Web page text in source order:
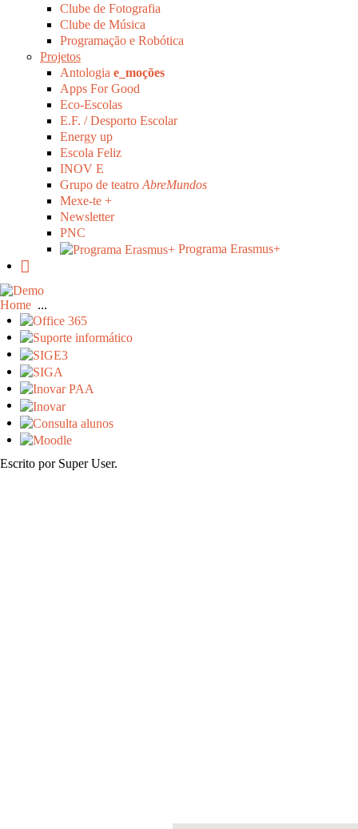
Clube de Fotografia
Clube de Música
Programação e Robótica
Projetos
Antologia e_moções
Apps For Good
Eco-Escolas
E.F. / Desporto Escolar
Energy up
Escola Feliz
INOV E
Grupo de teatro AbreMundos
Mexe-te +
Newsletter
PNC
Programa Erasmus+
Home ...
Escrito por Super User.